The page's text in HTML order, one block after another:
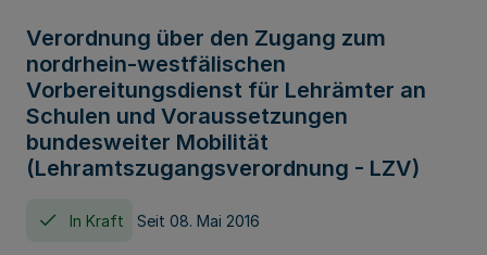
Verordnung über den Zugang zum
nordrhein-westfälischen
Vorbereitungsdienst für Lehrämter an
Schulen und Voraussetzungen
bundesweiter Mobilität
(Lehramtszugangsverordnung - LZV)
In Kraft Seit 08. Mai 2016